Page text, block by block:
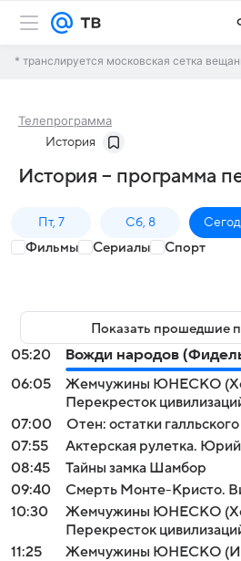
* транслируется московская сетка
Телепрограмма
История
История – программа
Пт, 7 Сб, 8
Фильмы Сериалы Спорт
Показать прошедшие
05:20
Вожди народов
06:05
Жемчужины ЮНЕСКО
Перекресток
07:00
Отен: остатки
07:55
Актерская рулетка.
08:45
Тайны замка Шамбор
09:40
Смерть Монте-Кристо.
10:30
Жемчужины ЮНЕСКО
Перекресток
11:25
Жемчужины ЮНЕСКО